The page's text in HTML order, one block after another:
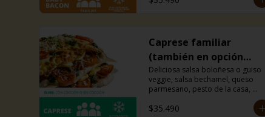
Caprese familiar
(también en opción
veggie)
Deliciosa salsa boloñesa o guiso
veggie, salsa bechamel, queso
parmesano, pesto de la casa,
mozzarella.
$35.490